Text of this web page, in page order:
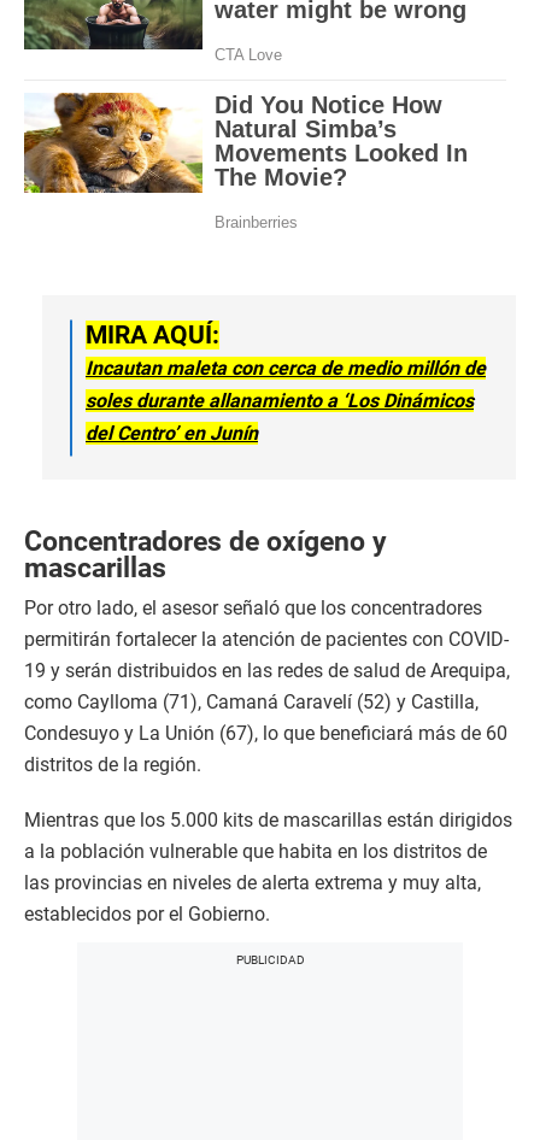
MIRA AQUÍ:
Incautan maleta con cerca de medio millón de
soles durante allanamiento a ‘Los Dinámicos
del Centro’ en Junín
Concentradores de oxígeno y
mascarillas
Por otro lado, el asesor señaló que los concentradores
permitirán fortalecer la atención de pacientes con COVID-
19 y serán distribuidos en las redes de salud de Arequipa,
como Caylloma (71), Camaná Caravelí (52) y Castilla,
Condesuyo y La Unión (67), lo que beneficiará más de 60
distritos de la región.
Mientras que los 5.000 kits de mascarillas están dirigidos
a la población vulnerable que habita en los distritos de
las provincias en niveles de alerta extrema y muy alta,
establecidos por el Gobierno.